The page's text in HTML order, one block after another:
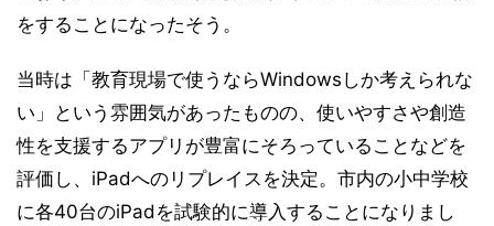
をすることになったそう。
当時は「教育現場で使うならWindowsしか考えられな
い」という雰囲気があったものの、使いやすさや創造
性を支援するアプリが豊富にそろっていることなどを
評価し、iPadへのリプレイスを決定。市内の小中学校
に各40台のiPadを試験的に導入することになりまし